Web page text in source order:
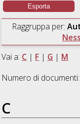
Raggruppa per:
Vai a: C | F | G | M
Numero di documenti:
C